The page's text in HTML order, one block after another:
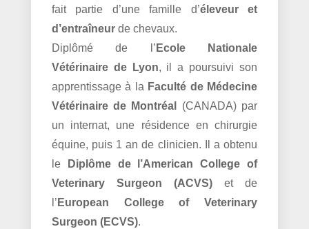
fait partie d’une famille d’éleveur et
d’entraîneurde chevaux.
Diplômé de l’ Ecole Nationale
Vétérinaire de Lyon, il a poursuivi son
apprentissage à la Faculté de Médecine
Vétérinaire de Montréal
(CANADA) par
un internat, une résidence en chirurgie
équine, puis 1 an de clinicien. Il a obtenu
le
Diplôme de l’American College of
Veterinary Surgeon (ACVS) et de
l’ European College of Veterinary
Surgeon (ECVS).